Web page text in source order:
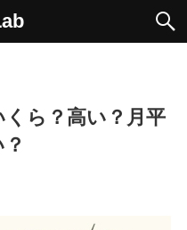
ら？高い？月平